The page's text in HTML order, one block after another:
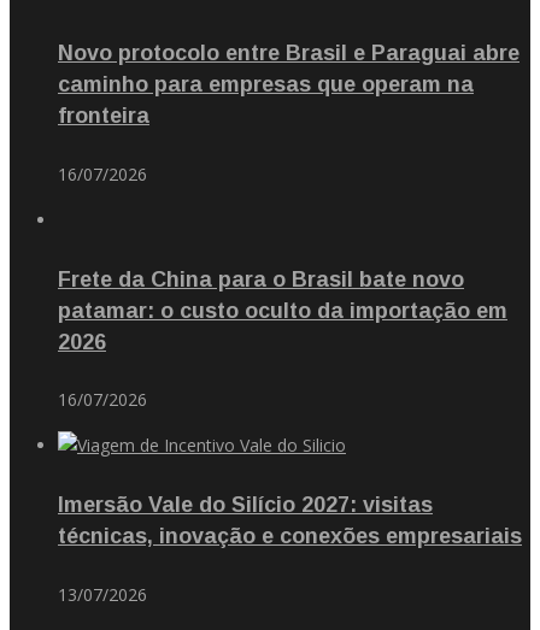
Novo protocolo entre Brasil e Paraguai abre
caminho para empresas que operam na
fronteira
16/07/2026
Frete da China para o Brasil bate novo
patamar: o custo oculto da importação em
2026
16/07/2026
Imersão Vale do Silício 2027: visitas
técnicas, inovação e conexões empresariais
13/07/2026